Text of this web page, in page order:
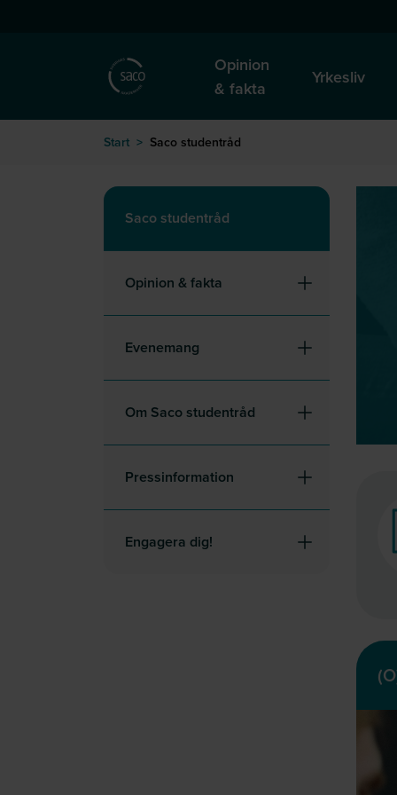
Opinion
& fakta
Yrkesliv
Start > Saco studentråd
Saco studentråd
Opinion & fakta
Evenemang
Om Saco studentråd
Pressinformation
Engagera dig!